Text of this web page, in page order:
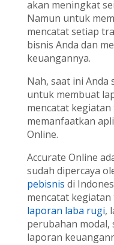
akan meningkat
Namun untuk
mencatat setiap
bisnis Anda dan
keuangannya.
Nah, saat ini Anda
untuk membuat
mencatat
memanfaatkan
Online.
Accurate Online
sudah dipercaya
pebisnis di
mencatat
laporan laba rugi,
perubahan modal,
laporan